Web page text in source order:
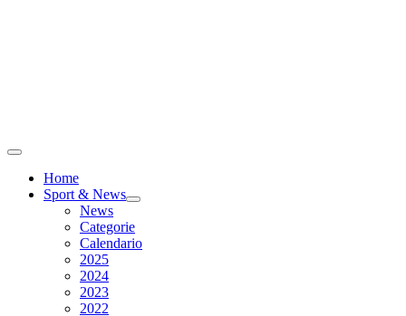
Home
Sport & News
News
Categorie
Calendario
2025
2024
2023
2022